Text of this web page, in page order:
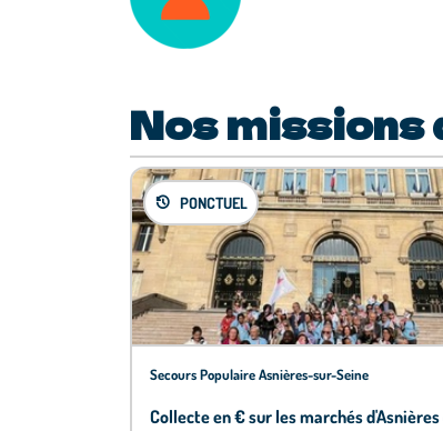
Nos missions
PONCTUEL
Secours Populaire Asnières-sur-Seine
Collecte en € sur les marchés